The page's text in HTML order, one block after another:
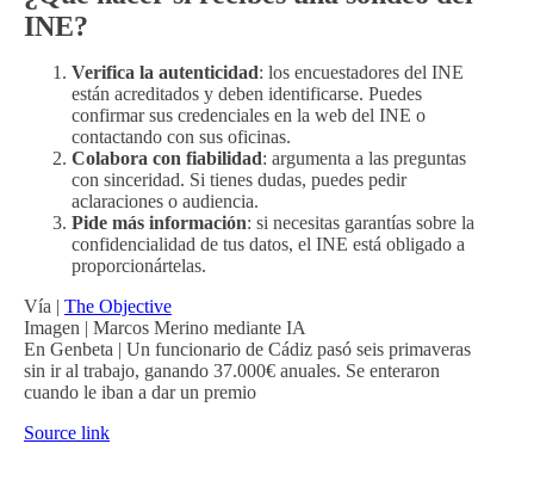
INE?
Verifica la autenticidad: los encuestadores del INE
están acreditados y deben identificarse. Puedes
confirmar sus credenciales en la web del INE o
contactando con sus oficinas.
Colabora con fiabilidad: argumenta a las preguntas
con sinceridad. Si tienes dudas, puedes pedir
aclaraciones o audiencia.
Pide más información: si necesitas garantías sobre la
confidencialidad de tus datos, el INE está obligado a
proporcionártelas.
Vía | The Objective
Imagen | Marcos Merino mediante IA
En Genbeta | Un funcionario de Cádiz pasó seis primaveras
sin ir al trabajo, ganando 37.000€ anuales. Se enteraron
cuando le iban a dar un premio
Source link